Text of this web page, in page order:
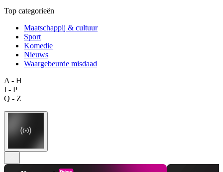
Top categorieën
Maatschappij & cultuur
Sport
Komedie
Nieuws
Waargebeurde misdaad
A - H
I - P
Q - Z